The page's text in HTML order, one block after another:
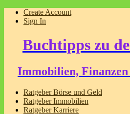
Create Account
Sign In
Buchtipps zu
Immobilien, Finanzen
Ratgeber Börse und Geld
Ratgeber Immobilien
Ratgeber Karriere